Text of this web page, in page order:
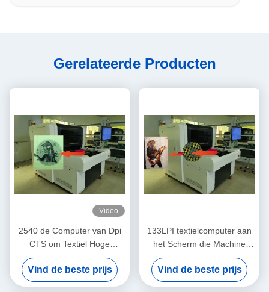
Gerelateerde Producten
Video
2540 de Computer van Dpi
CTS om Textiel Hoge
Precisie 900x1000mm te
onderzoeken
Vind de beste prijs
133LPI textielcomputer aan
het Scherm die Machine
blootstellen
Vind de beste prijs